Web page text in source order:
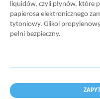
liquidów, czyli płynów, które
papierosa elektronicznego
tytoniowy. Glikol
pełni bezpieczny.